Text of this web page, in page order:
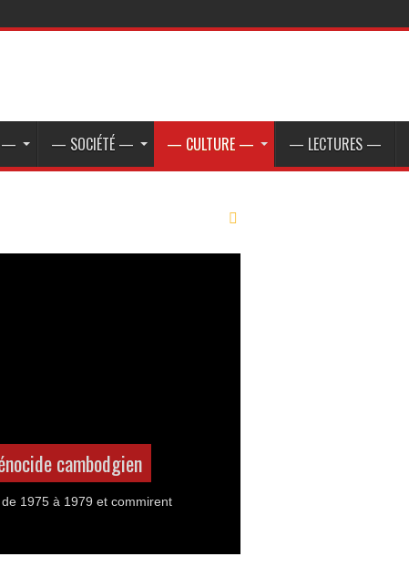
— — SOCIÉTÉ — — CULTURE — — LECTURES —
cambodgien
1975 à 1979 et commirent